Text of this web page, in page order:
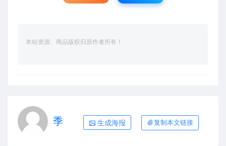
本站资源、商品版权归原作者所有！
季 生成海报 复制本文链接